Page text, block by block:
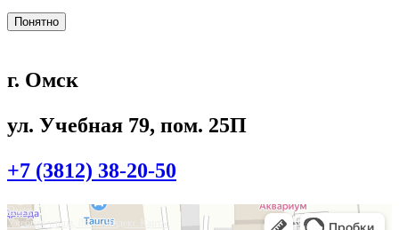
Понятно
г. Омск
ул. Учебная 79, пом. 25П
+7 (3812) 38-20-50
Омск
Учебная улица, 86 — Яндекс.Карты